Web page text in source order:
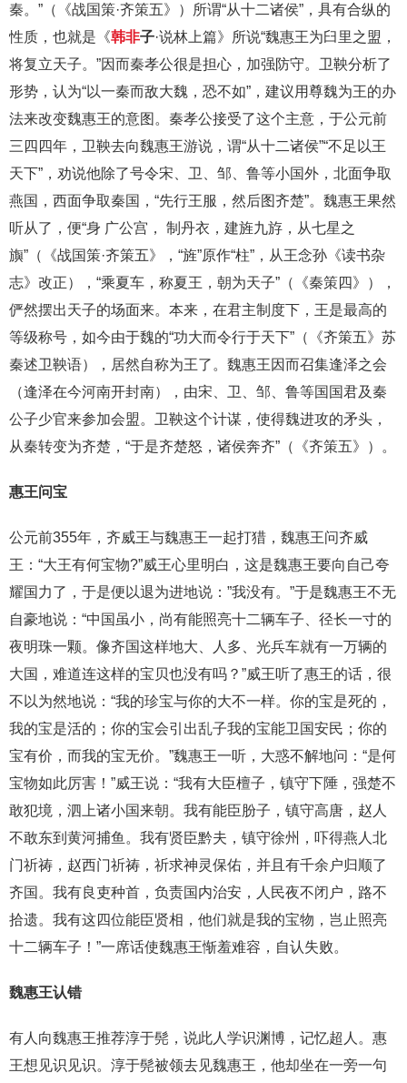
秦。”（《战国策·齐策五》）所谓“从十二诸侯”，具有合纵的
性质，也就是《韩非子·说林上篇》所说“魏惠王为臼里之盟，
将复立天子。”因而秦孝公很是担心，加强防守。卫鞅分析了
形势，认为“以一秦而敌大魏，恐不如”，建议用尊魏为王的办
法来改变魏惠王的意图。秦孝公接受了这个主意，于公元前
三四四年，卫鞅去向魏惠王游说，谓“从十二诸侯”“不足以王
天下”，劝说他除了号令宋、卫、邹、鲁等小国外，北面争取
燕国，西面争取秦国，“先行王服，然后图齐楚”。魏惠王果然
听从了，便“身 广公宫， 制丹衣，建旌九斿，从七星之
旟”（《战国策·齐策五》，“旌”原作“柱”，从王念孙《读书杂
志》改正），“乘夏车，称夏王，朝为天子”（《秦策四》），
俨然摆出天子的场面来。本来，在君主制度下，王是最高的
等级称号，如今由于魏的“功大而令行于天下”（《齐策五》苏
秦述卫鞅语），居然自称为王了。魏惠王因而召集逢泽之会
（逢泽在今河南开封南），由宋、卫、邹、鲁等国国君及秦
公子少官来参加会盟。卫鞅这个计谋，使得魏进攻的矛头，
从秦转变为齐楚，“于是齐楚怒，诸侯奔齐”（《齐策五》）。
惠王问宝
公元前355年，齐威王与魏惠王一起打猎，魏惠王问齐威
王：“大王有何宝物?”威王心里明白，这是魏惠王要向自己夸
耀国力了，于是便以退为进地说：”我没有。”于是魏惠王不无
自豪地说：“中国虽小，尚有能照亮十二辆车子、径长一寸的
夜明珠一颗。像齐国这样地大、人多、光兵车就有一万辆的
大国，难道连这样的宝贝也没有吗？”威王听了惠王的话，很
不以为然地说：“我的珍宝与你的大不一样。你的宝是死的，
我的宝是活的；你的宝会引出乱子我的宝能卫国安民；你的
宝有价，而我的宝无价。”魏惠王一听，大惑不解地问：“是何
宝物如此厉害！”威王说：“我有大臣檀子，镇守下陲，强楚不
敢犯境，泗上诸小国来朝。我有能臣肦子，镇守高唐，赵人
不敢东到黄河捕鱼。我有贤臣黔夫，镇守徐州，吓得燕人北
门祈祷，赵西门祈祷，祈求神灵保佑，并且有千余户归顺了
齐国。我有良吏种首，负责国内治安，人民夜不闭户，路不
拾遗。我有这四位能臣贤相，他们就是我的宝物，岂止照亮
十二辆车子！”一席话使魏惠王惭羞难容，自认失败。
魏惠王认错
有人向魏惠王推荐淳于髡，说此人学识渊博，记忆超人。惠
王想见识见识。淳于髡被领去见魏惠王，他却坐在一旁一句